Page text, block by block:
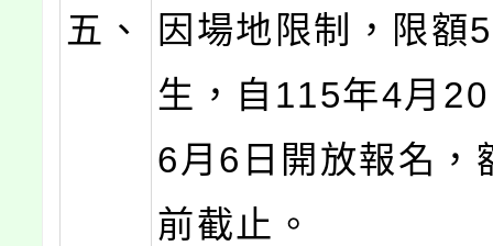
五、
因場地限制，限額
生，自115年4月
6月6日開放報名，
前截止。